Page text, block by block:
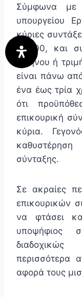
Σύμφωνα με
υπουργείου
κύριες
18.000, και
διμήνου ή
είναι πάνω
ένα έως τρία
ότι
επικουρική
κύρια.
σύνταξης.
Σε ακραίες
επικουρικών
να φτάσει
υποψήφιος
περισσότερα
αφορά τους